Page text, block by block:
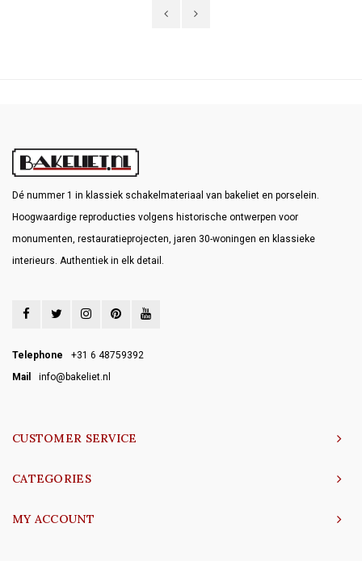
Dé nummer 1 in klassiek schakelmateriaal van bakeliet en porselein.
Hoogwaardige reproducties volgens historische ontwerpen voor
monumenten, restauratieprojecten, jaren 30-woningen en klassieke
interieurs. Authentiek in elk detail.
Telephone
+31 6 48759392
Mail
info@bakeliet.nl
CUSTOMER SERVICE
CATEGORIES
MY ACCOUNT